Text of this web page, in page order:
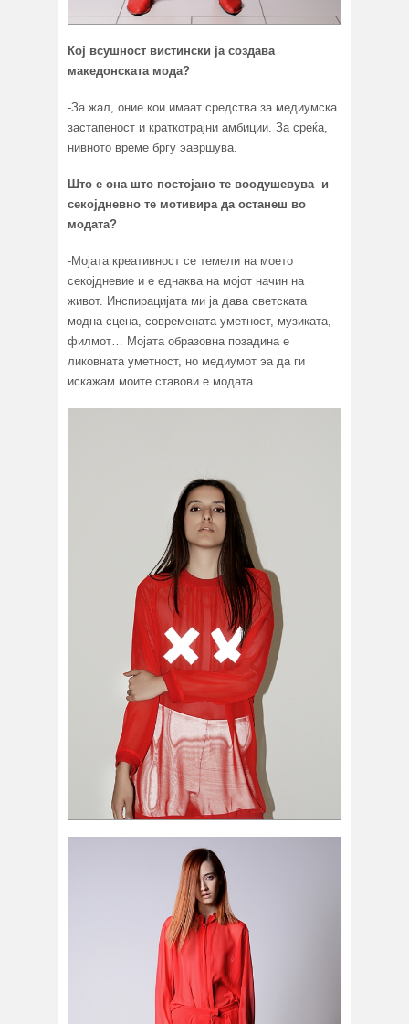
Кој всушност вистински ја создава
македонската мода?
-За жал, оние кои имаат средства за медиумска
застапеност и краткотрајни амбиции. За среќа,
нивното време бргу эавршува.
Што е она што постојано те воодушевува и
секојдневно те мотивира да останеш во
модата?
-Мојата креативност се темели на моето
секојдневие и е еднаква на мојот начин на
живот. Инспирацијата ми ја дава светската
модна сцена, современата уметност, музиката,
филмот… Mојата образовна позадинa е
ликовната уметност, но медиумот эа да ги
искажам моите ставови е модата.